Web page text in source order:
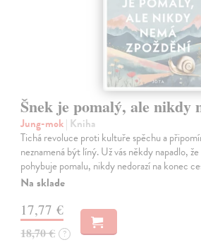
Šnek je pomalý, ale nikdy
Jung-mok| Kniha
Tichá revoluce proti kultuře spěchu a
neznamená být líný. Už vás někdy napadlo,
pohybuje pomalu, nikdy nedorazí na konec
Na sklade
17,77 €
18,70 € ?